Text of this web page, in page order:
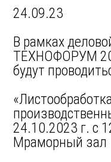
24.09.23
В рамках
ТЕХНОФОРУМ
будут
24.10.2023 г. c
Мраморный зал